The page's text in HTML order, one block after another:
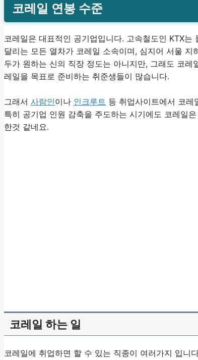
코레일 연봉 수준
코레일은 대표적인 공기업입니다. 고속철도인 KTX
달리는 모든 열차가 코레일 소속이며, 심지어 서울
두가 원하는 신의 직장 정도는 아니지만, 그래도 코
레일을 목표로 준비하는 취준생들이 많습니다.
그래서 사람인이나 인크루트 등 취업사이트에서 코레
특히 공기업 인원 감축을 주도하는 시기에도 코레일
한것 같네요.
코레일 하는 일
코레일에 취업하면 할 수 있는 직종이 여러가지 입니